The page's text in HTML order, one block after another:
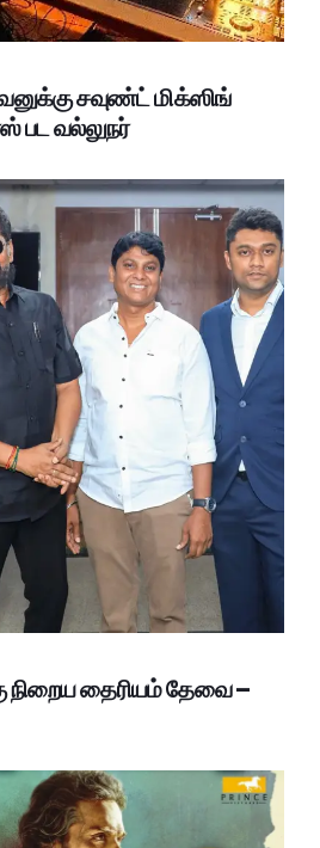
சவுண்ட் மிக்ஸிங்
பட வல்லுநர்
நிறைய தைரியம் தேவை –